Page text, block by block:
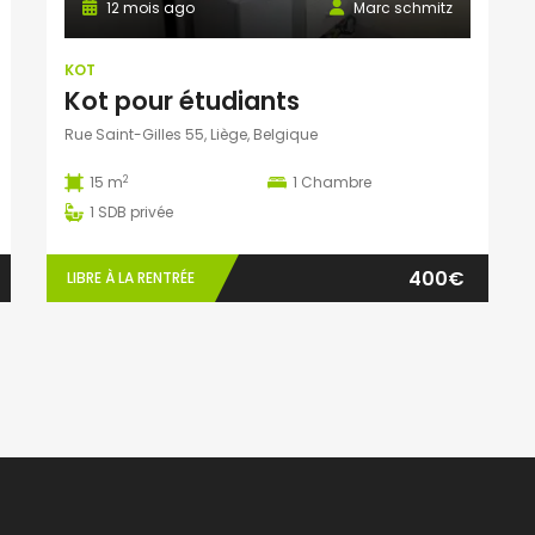
Marc schmitz
12 mois ago
KOT
Kot pour étudiants
Rue Saint-Gilles 55, Liège, Belgique
15 m2 1 Chambre
1 SDB privée
LIBRE À LA RENTRÉE 400€